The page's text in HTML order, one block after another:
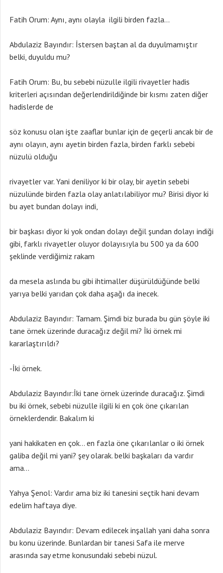
Fatih Orum: Aynı, aynı olayla ilgili birden fazla…
Abdulaziz Bayındır: İstersen baştan al da duyulmamıştır
belki, duyuldu mu?
Fatih Orum: Bu, bu sebebi nüzulle ilgili rivayetler hadis
kriterleri açısından değerlendirildiğinde bir kısmı zaten diğer
hadislerde de
söz konusu olan işte zaaflar bunlar için de geçerli ancak bir de
aynı olayın, aynı ayetin birden fazla, birden farklı sebebi
nüzulü olduğu
rivayetler var. Yani deniliyor ki bir olay, bir ayetin sebebi
nüzulünde birden fazla olay anlatılabiliyor mu? Birisi diyor ki
bu ayet bundan dolayı indi,
bir başkası diyor ki yok ondan dolayı değil şundan dolayı indiği
gibi, farklı rivayetler oluyor dolayısıyla bu 500 ya da 600
şeklinde verdiğimiz rakam
da mesela aslında bu gibi ihtimaller düşürüldüğünde belki
yarıya belki yarıdan çok daha aşağı da inecek.
Abdulaziz Bayındır: Tamam. Şimdi biz burada bu gün şöyle iki
tane örnek üzerinde duracağız değil mi? İki örnek mi
kararlaştırıldı?
-İki örnek.
Abdulaziz Bayındır:İki tane örnek üzerinde duracağız. Şimdi
bu iki örnek, sebebi nüzulle ilgili ki en çok öne çıkarılan
örneklerdendir. Bakalım ki
yani hakikaten en çok… en fazla öne çıkarılanlar o iki örnek
galiba değil mi yani? şey olarak. belki başkaları da vardır
ama…
Yahya Şenol: Vardır ama biz iki tanesini seçtik hani devam
edelim haftaya diye.
Abdulaziz Bayındır: Devam edilecek inşallah yani daha sonra
bu konu üzerinde. Bunlardan bir tanesi Safa ile merve
arasında say etme konusundaki sebebi nüzul.